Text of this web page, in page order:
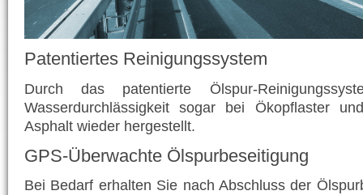
Patentiertes Reinigungssystem
Durch das patentierte Ölspur-
Wasserdurchlässigkeit sogar bei Ökopflaster
Asphalt wieder hergestellt.
GPS-Überwachte Ölspurbeseitigung
Bei Bedarf erhalten Sie nach Abschluss der